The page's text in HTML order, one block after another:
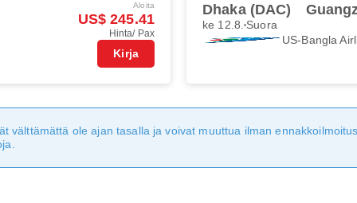
Aloita
US$ 245.41
Hinta/ Pax
Kirja
Dhaka (DAC)
ke 12.8. Suora
US-Bangla
välttämättä ole ajan tasalla ja voivat muuttua ilman